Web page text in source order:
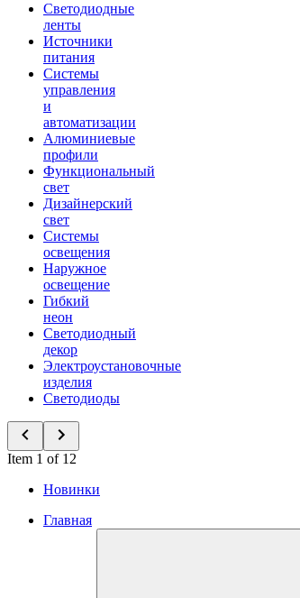
Светодиодные
ленты
Источники
питания
Системы
управления
и
автоматизации
Алюминиевые
профили
Функциональный
свет
Дизайнерский
свет
Системы
освещения
Наружное
освещение
Гибкий
неон
Светодиодный
декор
Электроустановочные
изделия
Светодиоды
Item 1 of 12
Новинки
Главная